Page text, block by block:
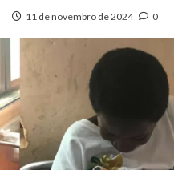
11 de novembro de 2024 0